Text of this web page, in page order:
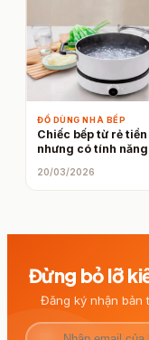
ĐỒ DÙNG NHÀ BẾP
Chiếc bếp từ rẻ tiền
nhưng có tính
thua”
20/03/2026
Đừng bỏ lỡ
Đăng ký nhận bản